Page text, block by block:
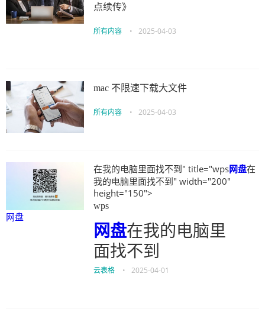
点续传》
所有内容 • 2025-04-03
mac 不限速下载大文件
所有内容 • 2025-04-03
网盘
在我的电脑里面找不到" title="wps网盘在
我的电脑里面找不到" width="200"
height="150">
wps
网盘在我的电脑里
面找不到
云表格 • 2025-04-01